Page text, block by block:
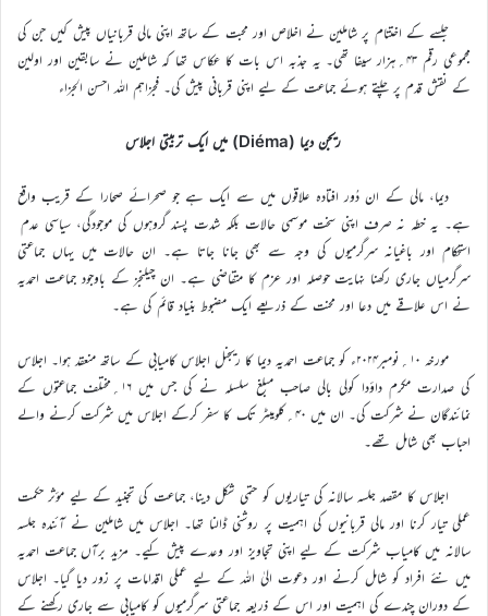
جلسے کے اختتام پر شاملین نے اخلاص اور محبت کے ساتھ اپنی مالی قربانیاں پیش کیں جن کی
مجموعی رقم ۴۳؍ہزار سیفا تھی۔ یہ جذبہ اس بات کا عکاس تھا کہ شاملین نے سابقین اور اولین
کے نقش قدم پر چلتے ہوئے جماعت کے لیے اپنی قربانی پیش کی۔ فجزاہم اللہ احسن الجزاء
ریجن دیما (Diéma) میں ایک تربیتی اجلاس
دیما، مالی کے ان دُور افتادہ علاقوں میں سے ایک ہے جو صحرائے صحارا کے قریب واقع
ہے۔ یہ خطہ نہ صرف اپنی سخت موسمی حالات بلکہ شدت پسند گروہوں کی موجودگی، سیاسی عدم
استحکام اور باغیانہ سرگرمیوں کی وجہ سے بھی جانا جاتا ہے۔ ان حالات میں یہاں جماعتی
سرگرمیاں جاری رکھنا نہایت حوصلہ اور عزم کا متقاضی ہے۔ ان چیلنجز کے باوجود جماعت احمدیہ
نے اس علاقے میں دعا اور محنت کے ذریعے ایک مضبوط بنیاد قائم کی ہے۔
مورخہ ۱۰؍نومبر۲۰۲۴ء کو جماعت احمدیہ دیما کا ریجنل اجلاس کامیابی کے ساتھ منعقد ہوا۔ اجلاس
کی صدارت مکرم داؤدا کولی بالی صاحب مبلغ سلسلہ نے کی جس میں ۱۶؍مختلف جماعتوں کے
نمائندگان نے شرکت کی۔ ان میں ۴۰؍کلومیٹر تک کا سفر کرکے اجلاس میں شرکت کرنے والے
احباب بھی شامل تھے۔
اجلاس کا مقصد جلسہ سالانہ کی تیاریوں کو حتمی شکل دینا، جماعت کی تجنید کے ليے مؤثر حکمت
عملی تیار کرنا اور مالی قربانیوں کی اہمیت پر روشنی ڈالنا تھا۔ اجلاس میں شاملین نے آئندہ جلسہ
سالانہ میں کامیاب شرکت کے لیے اپنی تجاویز اور وعدے پیش کیے۔ مزید برآں جماعت احمدیہ
میں نئے افراد کو شامل کرنے اور دعوت الیٰ اللہ کے لیے عملی اقدامات پر زور دیا گیا۔ اجلاس
کے دوران چندے کی اہمیت اور اس کے ذریعہ جماعتی سرگرمیوں کو کامیابی سے جاری رکھنے کے